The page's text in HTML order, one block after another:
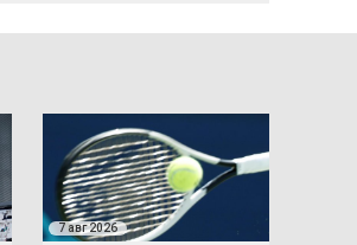
7 авг 2026